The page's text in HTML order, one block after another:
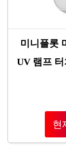
미니플롯
UV 램프 터
현